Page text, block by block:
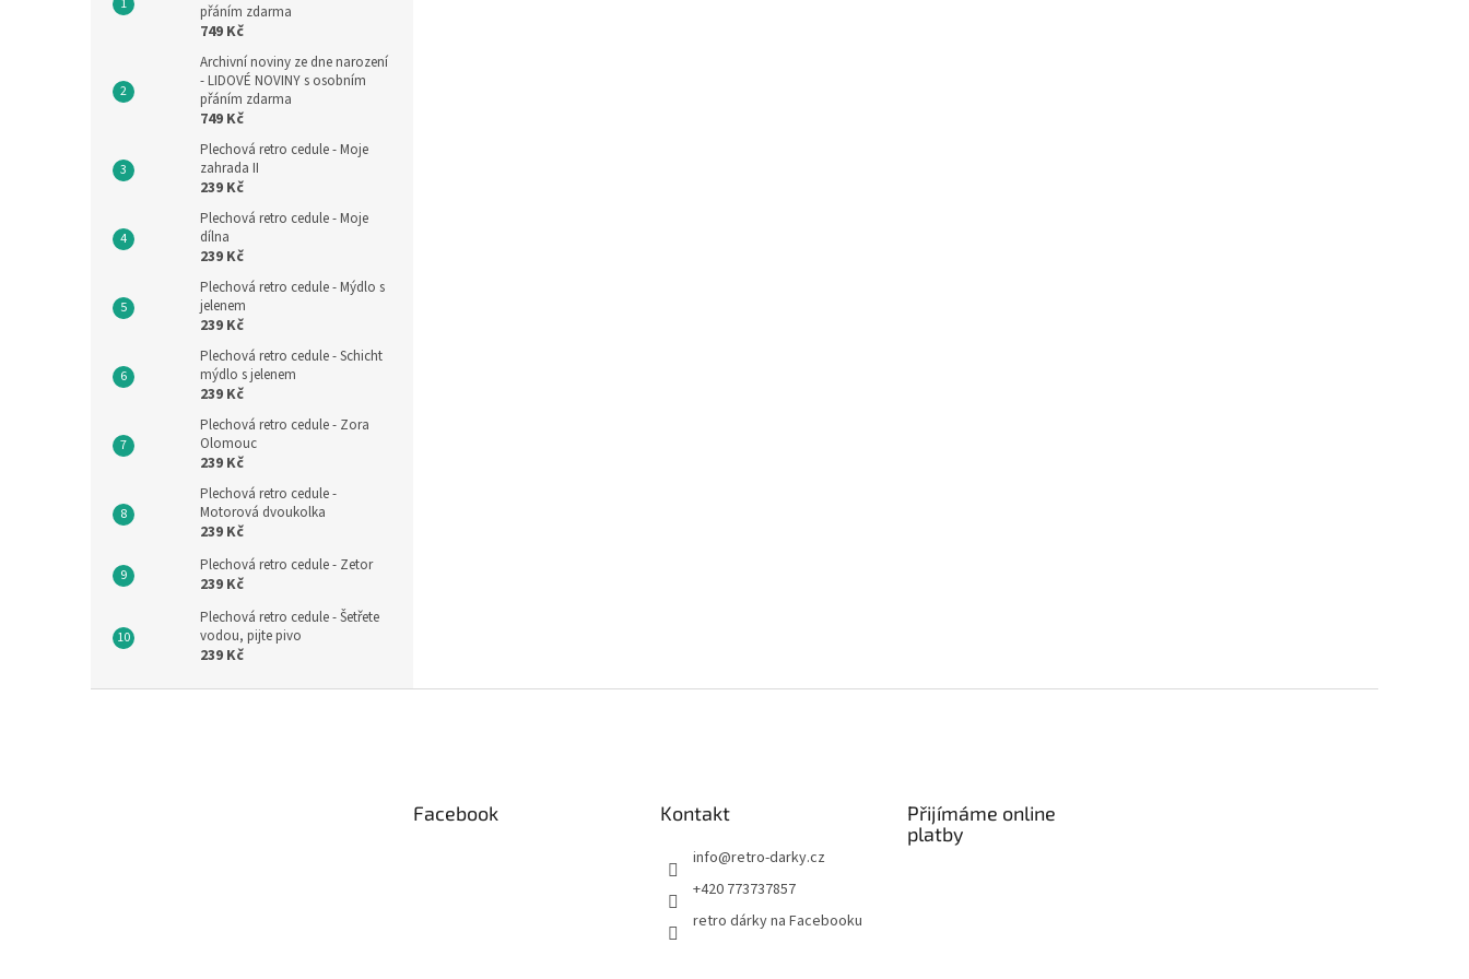
přáním zdarma
749 Kč
Archivní noviny ze dne narození
- LIDOVÉ NOVINY s osobním
přáním zdarma
749 Kč
Plechová retro cedule - Moje
zahrada II
239 Kč
Plechová retro cedule - Moje
dílna
239 Kč
Plechová retro cedule - Mýdlo s
jelenem
239 Kč
Plechová retro cedule - Schicht
mýdlo s jelenem
239 Kč
Plechová retro cedule - Zora
Olomouc
239 Kč
Plechová retro cedule -
Motorová dvoukolka
239 Kč
Plechová retro cedule - Zetor
239 Kč
Plechová retro cedule - Šetřete
vodou, pijte pivo
239 Kč
Facebook Kontakt
info@retro-darky.cz
+420 773737857
retro dárky na Facebooku
Přijímáme online
platby